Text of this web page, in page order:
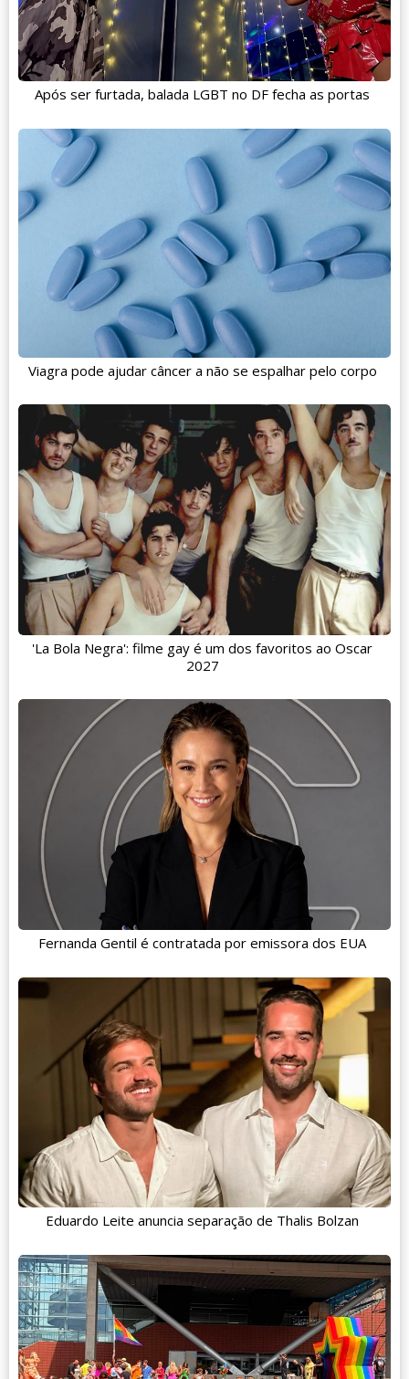
Após ser furtada, balada LGBT no DF fecha as portas
Viagra pode ajudar câncer a não se espalhar pelo corpo
'La Bola Negra': filme gay é um dos favoritos ao Oscar
2027
Fernanda Gentil é contratada por emissora dos EUA
Eduardo Leite anuncia separação de Thalis Bolzan